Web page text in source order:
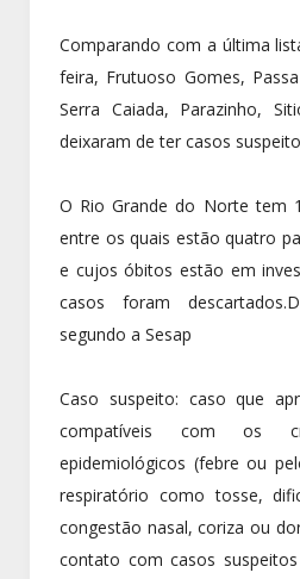
Comparando com a última
feira, Frutuoso Gomes,
Serra Caiada, Parazinho,
deixaram de ter casos
O Rio Grande do Norte tem
entre os quais estão quatro
e cujos óbitos estão em
casos foram
segundo a Sesap
Caso suspeito: caso que
compatíveis com os
epidemiológicos (febre ou
respiratório como tosse,
congestão nasal, coriza ou
contato com casos